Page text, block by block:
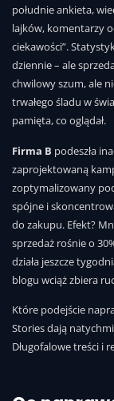
południe ankieta,
lajków, komentarzy
ciekawości”.
dziennie – ale
chwilowy szum, ale
trwałego śladu w
pamięta, co oglądał.
Firma B podeszła
zaprojektowaną
zoptymalizowany
spójne i
do zakupu. Efekt?
sprzedaż rośnie o
działa jeszcze
blogu wciąż zbiera
Które podejście
Stories dają
Długofalowe treści i